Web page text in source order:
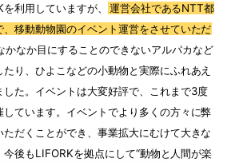
利用していますが、
運営会社であるNTT都
移動動物園のイベント運営をさせていただ
かなか目にすることのできないアルパカなど
り、ひよこなどの小動物と実際にふれあえ
した。イベントは大変好評で、これまで3度
しています。イベントでより多くの方々に弊
だくことができ、事業拡大にむけて大きな
後もLIFORKを拠点にして“動物と人間が楽